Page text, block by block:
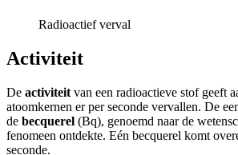
Radioactief verval
Activiteit
De activiteit van een radioactieve stof geeft
atoomkernen er per seconde vervallen. De
de becquerel (Bq), genoemd naar de
fenomeen ontdekte. Eén becquerel komt
seconde.